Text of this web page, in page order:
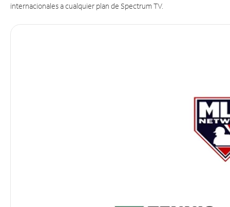
internacionales a cualquier plan de Spectrum TV.